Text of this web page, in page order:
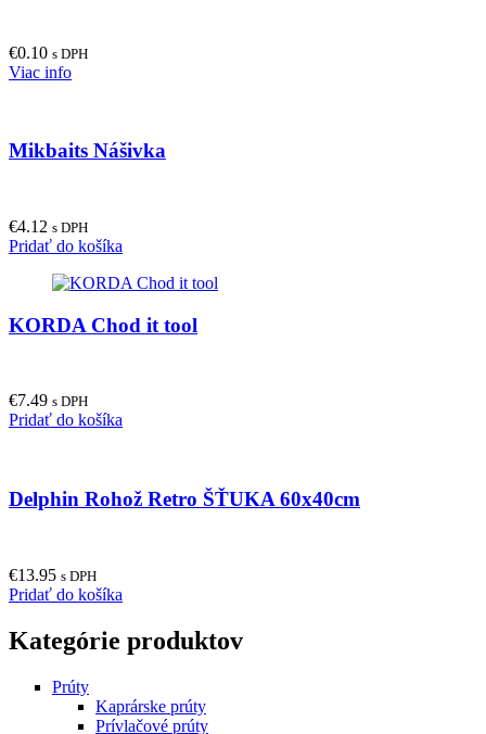
€0.10 s DPH
Viac info
Mikbaits Nášivka
€4.12 s DPH
Pridať do košíka
KORDA Chod it tool
€7.49 s DPH
Pridať do košíka
Delphin Rohož Retro ŠŤUKA 60x40cm
€13.95 s DPH
Pridať do košíka
Kategórie produktov
Prúty
Kaprárske prúty
Prívlačové prúty